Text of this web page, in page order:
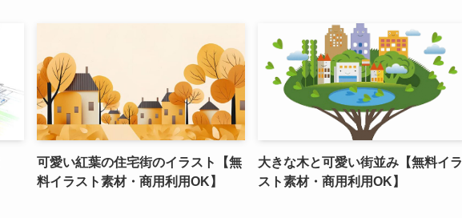
可愛い紅葉の住宅街のイラスト【無
料イラスト素材・商用利用OK】
大きな木と可愛い街並み【無料イラ
スト素材・商用利用OK】